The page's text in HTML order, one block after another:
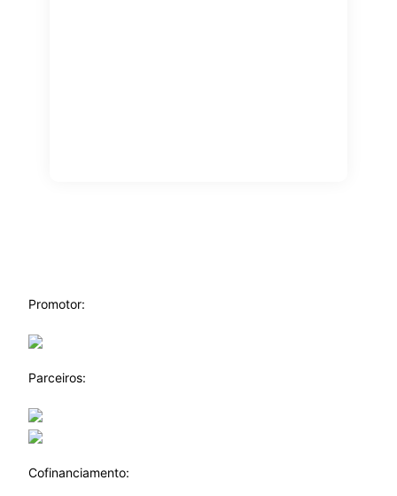
Promotor:
Parceiros:
Cofinanciamento: